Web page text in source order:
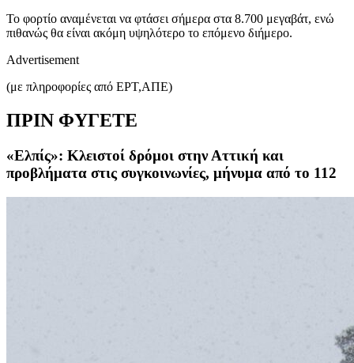
Το φορτίο αναμένεται να φτάσει σήμερα στα 8.700 μεγαβάτ, ενώ
πιθανώς θα είναι ακόμη υψηλότερο το επόμενο διήμερο.
Advertisement
(με πληροφορίες από ΕΡΤ,ΑΠΕ)
ΠΡΙΝ ΦΥΓΕΤΕ
«Ελπίς»: Κλειστοί δρόμοι στην Αττική και
προβλήματα στις συγκοινωνίες, μήνυμα από το 112